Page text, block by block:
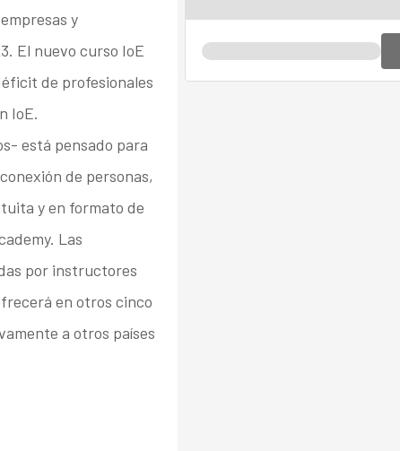
y
El nuevo curso IoE
de profesionales
IoE.
está pensado para
de personas,
y en formato de
Las
por instructores
en otros cinco
a otros países